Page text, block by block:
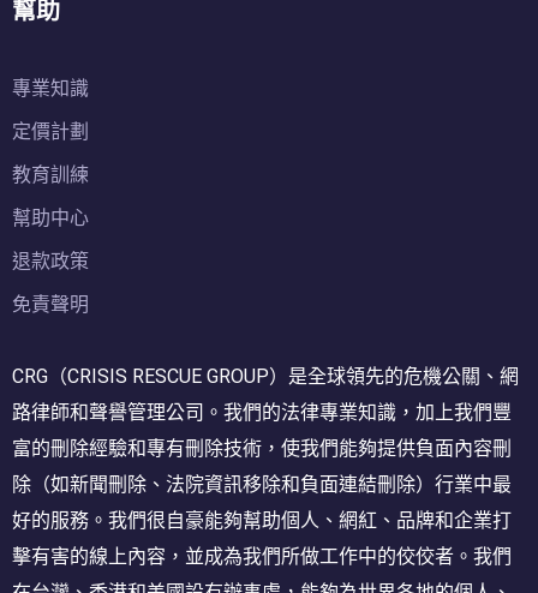
幫助
專業知識
定價計劃
教育訓練
幫助中心
退款政策
免責聲明
CRG（CRISIS RESCUE GROUP）是全球領先的危機公關、網
路律師和聲譽管理公司。我們的法律專業知識，加上我們豐
富的刪除經驗和專有刪除技術，使我們能夠提供負面內容刪
除（如新聞刪除、法院資訊移除和負面連結刪除）行業中最
好的服務。我們很自豪能夠幫助個人、網紅、品牌和企業打
擊有害的線上內容，並成為我們所做工作中的佼佼者。我們